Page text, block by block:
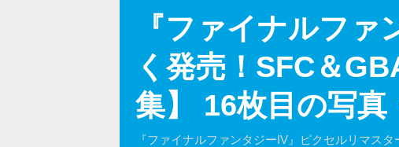
『ファイナルフ
く発売！SFC＆
集】 16枚目の写真
『ファイナルファンタジーIV』ピクセルリマス